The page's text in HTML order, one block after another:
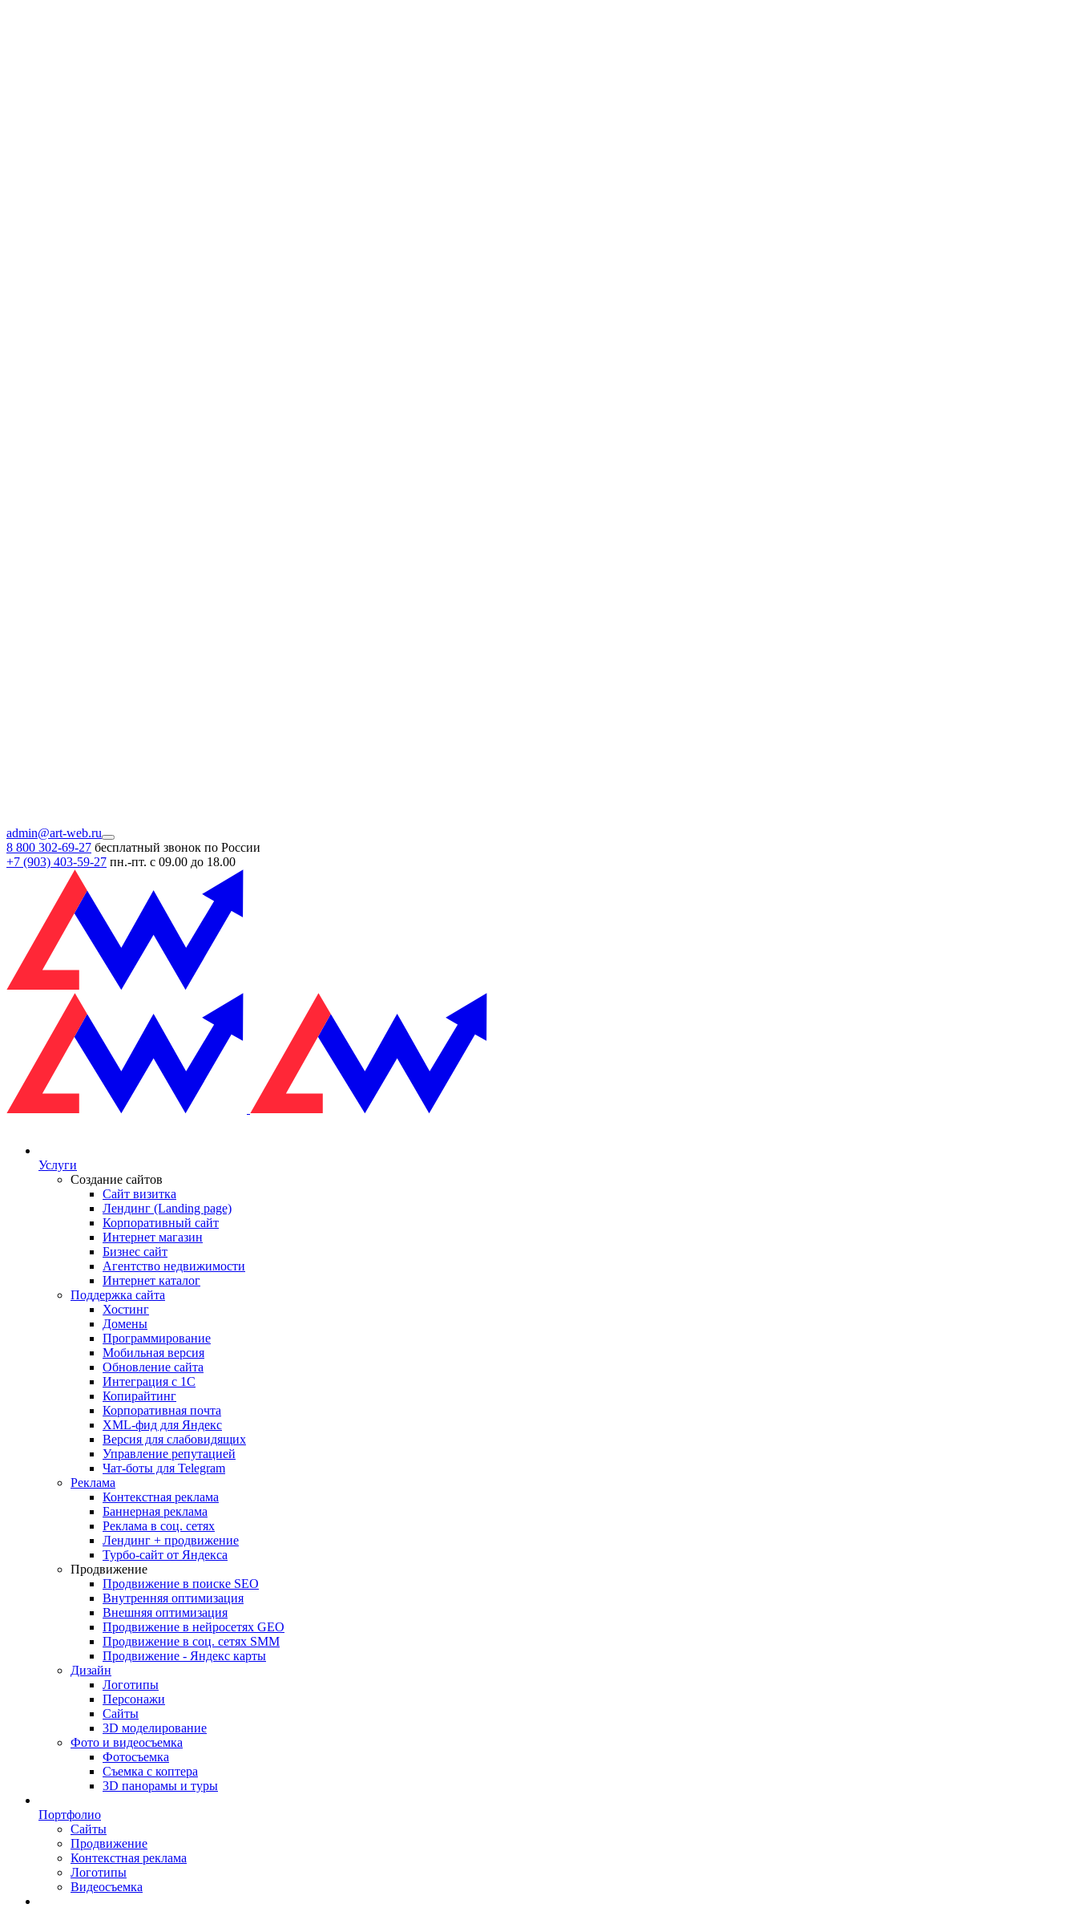
admin@art-web.ru
8 800 302-69-27 бесплатный звонок по России
+7 (903) 403-59-27 пн.-пт. с 09.00 до 18.00
Услуги
Создание сайтов
Сайт визитка
Лендинг (Landing page)
Корпоративный сайт
Интернет магазин
Бизнес сайт
Агентство недвижимости
Интернет каталог
Поддержка сайта
Хостинг
Домены
Программирование
Мобильная версия
Обновление сайта
Интеграция с 1С
Копирайтинг
Корпоративная почта
XML-фид для Яндекс
Версия для слабовидящих
Управление репутацией
Чат-боты для Telegram
Реклама
Контекстная реклама
Баннерная реклама
Реклама в соц. сетях
Лендинг + продвижение
Турбо-сайт от Яндекса
Продвижение
Продвижение в поиске SEO
Внутренняя оптимизация
Внешняя оптимизация
Продвижение в нейросетях GEO
Продвижение в соц. сетях SMM
Продвижение - Яндекс карты
Дизайн
Логотипы
Персонажи
Сайты
3D моделирование
Фото и видеосъемка
Фотосъемка
Съемка с коптера
3D панорамы и туры
Портфолио
Сайты
Продвижение
Контекстная реклама
Логотипы
Видеосъемка